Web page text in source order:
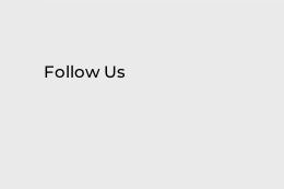
Follow Us